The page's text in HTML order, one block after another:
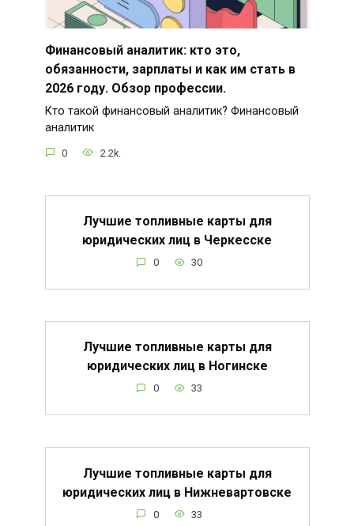
Финансовый аналитик: кто это,
обязанности, зарплаты и как им стать в
2026 году. Обзор профессии.
Кто такой финансовый аналитик? Финансовый
аналитик
0 2.2k.
Лучшие топливные карты для
юридических лиц в Черкесске
0 30
Лучшие топливные карты для
юридических лиц в Ногинске
0 33
Лучшие топливные карты для
юридических лиц в Нижневартовске
0 33